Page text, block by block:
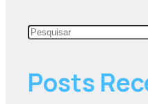
Posts